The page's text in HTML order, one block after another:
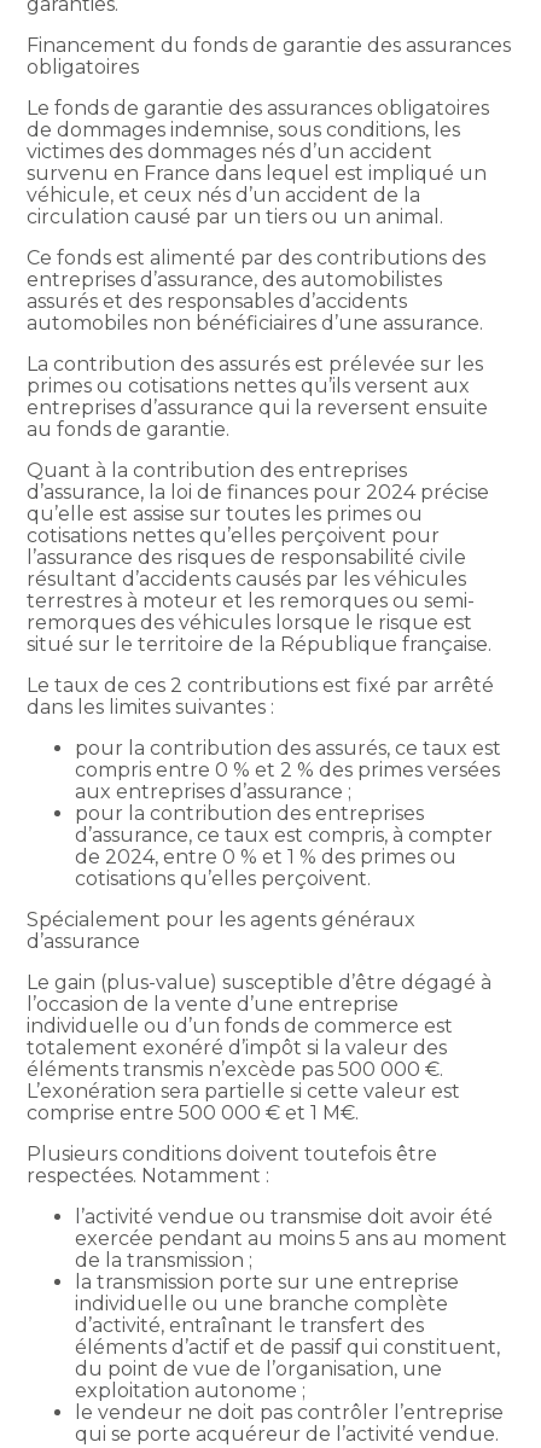
Financement du fonds de garantie des assurances
obligatoires
Le fonds de garantie des assurances obligatoires
de dommages indemnise, sous conditions, les
victimes des dommages nés d’un accident
survenu en France dans lequel est impliqué un
véhicule, et ceux nés d’un accident de la
circulation causé par un tiers ou un animal.
Ce fonds est alimenté par des contributions des
entreprises d’assurance, des automobilistes
assurés et des responsables d’accidents
automobiles non bénéficiaires d’une assurance.
La contribution des assurés est prélevée sur les
primes ou cotisations nettes qu’ils versent aux
entreprises d’assurance qui la reversent ensuite
au fonds de garantie.
Quant à la contribution des entreprises
d’assurance, la loi de finances pour 2024 précise
qu’elle est assise sur toutes les primes ou
cotisations nettes qu’elles perçoivent pour
l’assurance des risques de responsabilité civile
résultant d’accidents causés par les véhicules
terrestres à moteur et les remorques ou semi-
remorques des véhicules lorsque le risque est
situé sur le territoire de la République française.
Le taux de ces 2 contributions est fixé par arrêté
dans les limites suivantes :
pour la contribution des assurés, ce taux est
compris entre 0 % et 2 % des primes versées
aux entreprises d’assurance ;
pour la contribution des entreprises
d’assurance, ce taux est compris, à compter
de 2024, entre 0 % et 1 % des primes ou
cotisations qu’elles perçoivent.
Spécialement pour les agents généraux
d’assurance
Le gain (plus-value) susceptible d’être dégagé à
l’occasion de la vente d’une entreprise
individuelle ou d’un fonds de commerce est
totalement exonéré d’impôt si la valeur des
éléments transmis n’excède pas 500 000 €.
L’exonération sera partielle si cette valeur est
comprise entre 500 000 € et 1 M€.
Plusieurs conditions doivent toutefois être
respectées. Notamment :
l’activité vendue ou transmise doit avoir été
exercée pendant au moins 5 ans au moment
de la transmission ;
la transmission porte sur une entreprise
individuelle ou une branche complète
d’activité, entraînant le transfert des
éléments d’actif et de passif qui constituent,
du point de vue de l’organisation, une
exploitation autonome ;
le vendeur ne doit pas contrôler l’entreprise
qui se porte acquéreur de l’activité vendue.